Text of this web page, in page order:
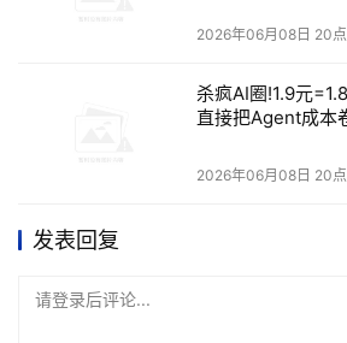
● 超聚合模式：入室独享万兆，
延的生产办公、科研教学场景；
个房间共享万兆接入，适配宿舍、
2026年06月08日 20
杀疯AI圈!1.9元
直接把Agent成本
2026年06月08日 20
发表回复
请登录后评论...